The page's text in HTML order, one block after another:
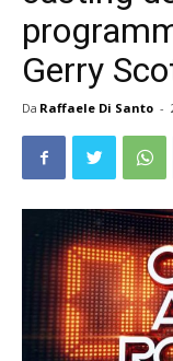
Gerry
Da Raffaele Di Santo -